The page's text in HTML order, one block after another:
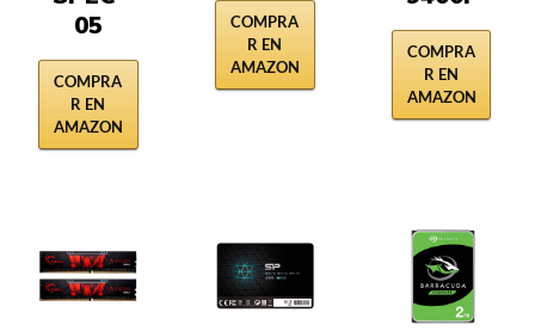
05
COMPRA
R EN
AMAZON
COMPRA
R EN
AMAZON
COMPRA
R EN
AMAZON